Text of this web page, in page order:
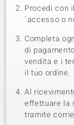
Procedi con
´accesso o
Completa
di
vendita e i
il tuo ordine.
Al
effettuare la
tramite